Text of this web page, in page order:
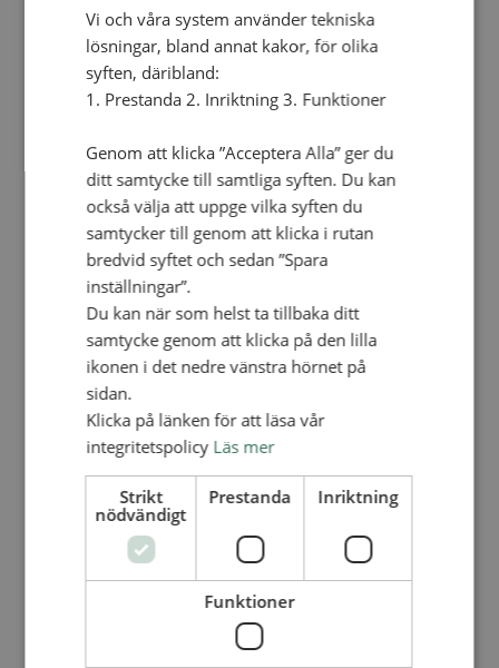
Materialbank
Redovisning och lönehantering
Kyrkoavgiften
LOGGA IN
Dokumentbanken
Medlemsregister (NGOPRO)
Personalförsäkringar
SAMP – personalförbundet
Kontakt
Kalender
Lediga tjänster
SAU
FÖR FÖRSAMLINGAR
VAD VI GÖR
Våra arbeten
Nationellt
Nationella avdelningen
Nationella arbetsområden
Våra pionjära satsningar
Engagera dig nationellt
Ekumeniska året 2025
Vi och våra system använder tekniska
lösningar, bland annat kakor, för olika
syften, däribland:
1. Prestanda 2. Inriktning 3. Funktioner
Genom att klicka ”Acceptera Alla” ger du
ditt samtycke till samtliga syften. Du kan
också välja att uppge vilka syften du
samtycker till genom att klicka i rutan
bredvid syftet och sedan ”Spara
inställningar”.
Du kan när som helst ta tillbaka ditt
samtycke genom att klicka på den lilla
ikonen i det nedre vänstra hörnet på
sidan.
Klicka på länken för att läsa vår
integritetspolicy Läs mer
Strikt
nödvändigt
Prestanda Inriktning
Funktioner